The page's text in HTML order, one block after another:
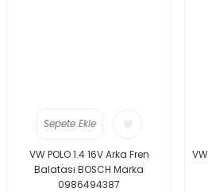
Sepete Ekle
VW POLO 1.4 16V Arka Fren
Balatası BOSCH Marka
0986494387